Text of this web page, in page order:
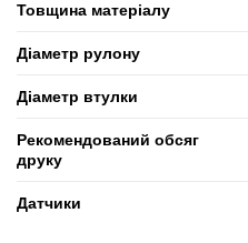
Товщина матеріалу
Діаметр рулону
Діаметр втулки
Рекомендований обсяг
друку
Датчики